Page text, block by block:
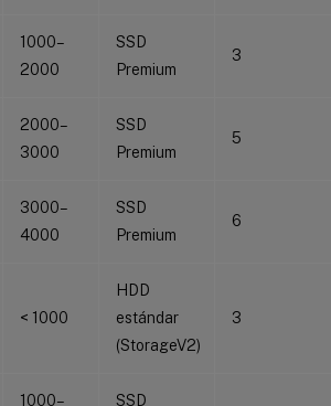
1000–
2000
SSD
Premium
3
2000–
3000
SSD
Premium
5
3000–
4000
SSD
Premium
6
< 1000
HDD
estándar
(StorageV2)
3
1000–
SSD